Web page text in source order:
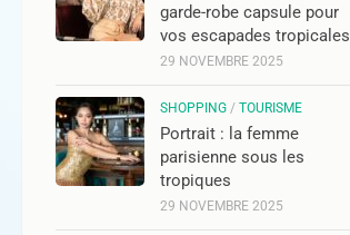
garde-robe capsule pour
vos escapades tropicales
29 NOVEMBRE 2025
SHOPPING / TOURISME
Portrait : la femme
parisienne sous les
tropiques
29 NOVEMBRE 2025